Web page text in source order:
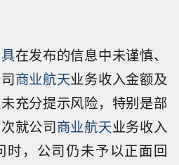
在发布的信息中未谨慎、
商业航天业务收入金额及
充分提示风险，特别是部
就公司商业航天业务收入
时，公司仍未予以正面回